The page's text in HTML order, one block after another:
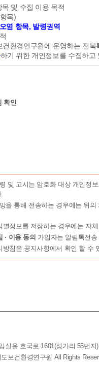
는 용어의 정의는 다음과 같
접속하여 전북특별자치도대
접속하여 본 약관에 동의하
인증 등을 거치지 않고 전북
이 이용계약을 종료시키는
립)
자치도대기정보의 알림톡전
기정보는 다음에 해당하는 경
으로 판명되거나, 그러하다고
도대기정보에서 필요하다고
경)
변경하고자 하는 경우 알림
기정보의 업무상 또는 기술상
중무휴 1일 24시간을 원칙으
기점검 등 운영상의 목적으로
보는 사전 또는 사후에 이를 공
기정보는 서비스를 일정범위
및 수집 이용 목적
목)
염 항목, 발령권역
건환경연구원에 운영하는 전
하기 위한 개인정보를 수집하고
확인
및 고시는 암호화 대상 개인정
을 통해 전송하는 경우에는 위
별정보를 저장하는 경우에는 자
· 이용 동의 가입자는 알림톡전
방침은 공지사항에서 확인 할 수
실읍 호국로 1601(성가리 55번지
보건환경연구원 All Rights